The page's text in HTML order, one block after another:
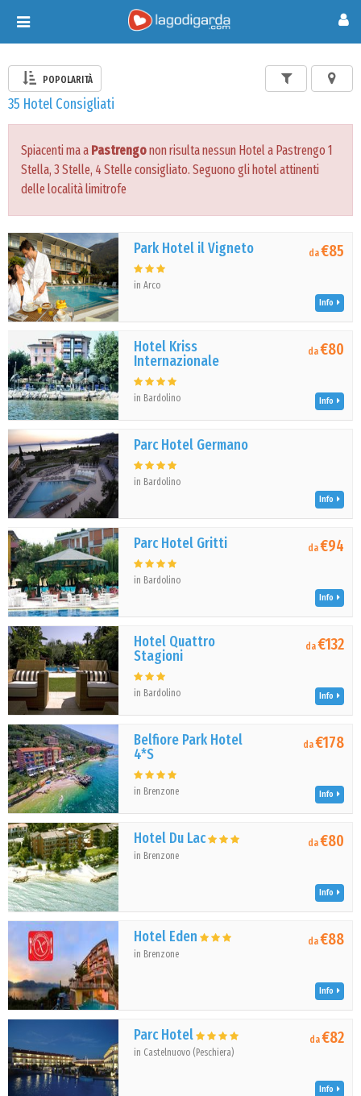
Toggle
navigation
POPOLARITÀ
35 Hotel Consigliati
Spiacenti ma a Pastrengonon risulta nessun Hotel a Pastrengo 1
Stella, 3 Stelle, 4 Stelle consigliato. Seguono gli hotel attinenti
delle località limitrofe
Park Hotel il Vigneto
in Arco
da€85
Info
Hotel Kriss
Internazionale
in Bardolino
da€80
Info
Parc Hotel Germano
in Bardolino
Info
Parc Hotel Gritti
in Bardolino
da€94
Info
Hotel Quattro
Stagioni
in Bardolino
da€132
Info
Belfiore Park Hotel
4*S
in Brenzone
da€178
Info
Hotel Du Lac
in Brenzone
da€80
Info
Hotel Eden
in Brenzone
da€88
Info
Parc Hotel
in Castelnuovo (Peschiera)
da€82
Info